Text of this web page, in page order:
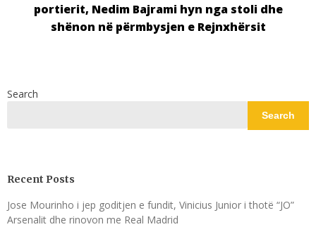
portierit, Nedim Bajrami hyn nga stoli dhe
shënon në përmbysjen e Rejnxhërsit
Search
Search
Recent Posts
Jose Mourinho i jep goditjen e fundit, Vinicius Junior i thotë “JO”
Arsenalit dhe rinovon me Real Madrid